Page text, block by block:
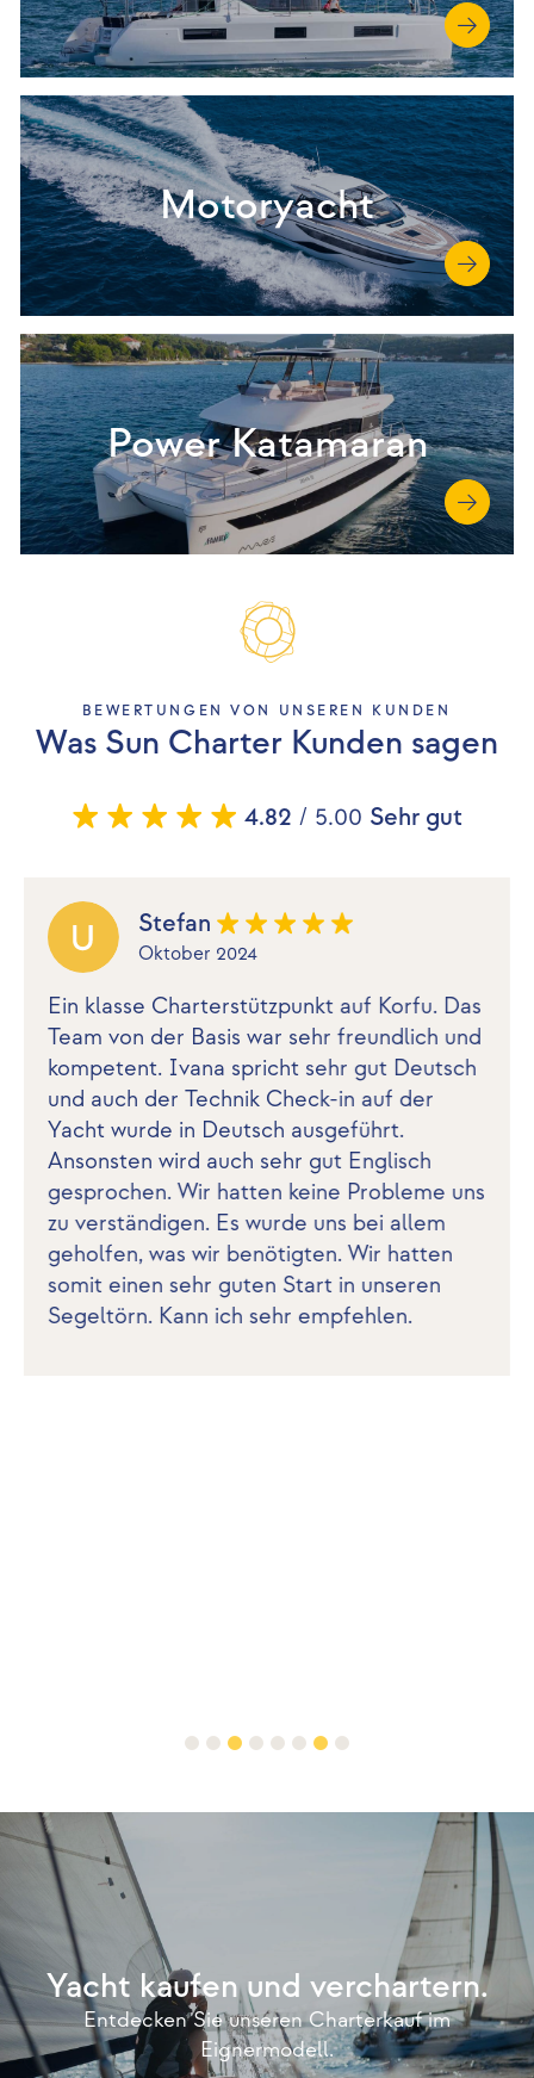
Motoryacht
Power Katamaran
BEWERTUNGEN VON UNSEREN KUNDEN
Was Sun Charter Kunden sagen
4.82 / 5.00 Sehr gut
Stefan
Oktober 2024
Ein klasse Charterstützpunkt auf Korfu. Das
Team von der Basis war sehr freundlich und
kompetent. Ivana spricht sehr gut Deutsch
und auch der Technik Check-in auf der
Yacht wurde in Deutsch ausgeführt.
Ansonsten wird auch sehr gut Englisch
gesprochen. Wir hatten keine Probleme uns
zu verständigen. Es wurde uns bei allem
geholfen, was wir benötigten. Wir hatten
somit einen sehr guten Start in unseren
Segeltörn. Kann ich sehr empfehlen.
Yacht kaufen und verchartern.
Entdecken Sie unseren Charterkauf im
Eignermodell.